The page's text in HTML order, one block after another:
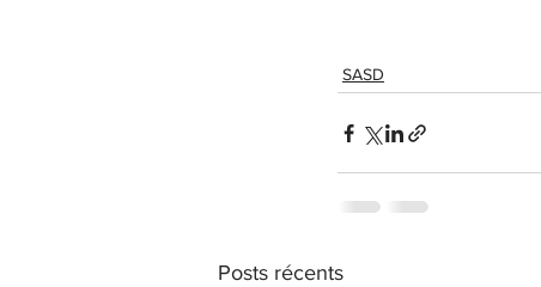
SASD
Posts récents